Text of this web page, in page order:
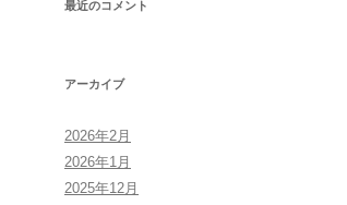
最近のコメント
アーカイブ
2026年2月
2026年1月
2025年12月